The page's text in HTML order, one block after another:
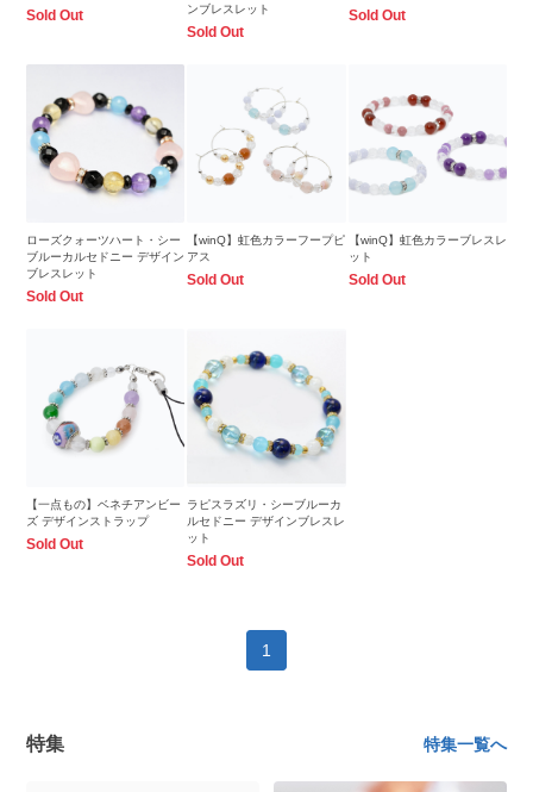
Sold Out
ンブレスレット
Sold Out
Sold Out
ローズクォーツハート・シー
ブルーカルセドニー デザイン
ブレスレット
Sold Out
【winQ】虹色カラーフープピ
アス
Sold Out
【winQ】虹色カラーブレスレ
ット
Sold Out
【一点もの】ベネチアンビー
ズ デザインストラップ
Sold Out
ラピスラズリ・シーブルーカ
ルセドニー デザインブレスレ
ット
Sold Out
1
特集 特集一覧へ